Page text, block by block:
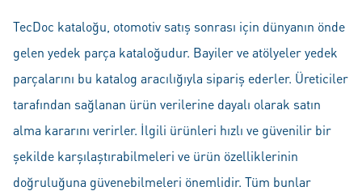
TecDoc kataloğu, otomotiv satış sonrası için dünyanın önde
gelen yedek parça kataloğudur. Bayiler ve atölyeler yedek
parçalarını bu katalog aracılığıyla sipariş ederler. Üreticiler
tarafından sağlanan ürün verilerine dayalı olarak satın
alma kararını verirler. İlgili ürünleri hızlı ve güvenilir bir
şekilde karşılaştırabilmeleri ve ürün özelliklerinin
doğruluğuna güvenebilmeleri önemlidir. Tüm bunlar